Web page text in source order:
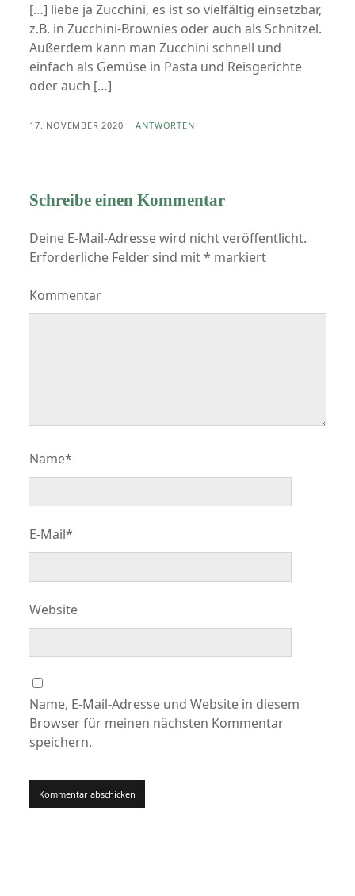
[…] liebe ja Zucchini, es ist so vielfältig einsetzbar,
z.B. in Zucchini-Brownies oder auch als Schnitzel.
Außerdem kann man Zucchini schnell und
einfach als Gemüse in Pasta und Reisgerichte
oder auch […]
17. NOVEMBER 2020 ANTWORTEN
Schreibe einen Kommentar
Deine E-Mail-Adresse wird nicht veröffentlicht.
Erforderliche Felder sind mit* markiert
Kommentar
Name*
E-Mail*
Website
Name, E-Mail-Adresse und Website in diesem
Browser für meinen nächsten Kommentar
speichern.